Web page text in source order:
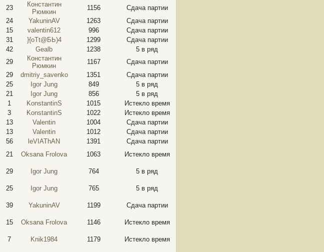
23
Константин
Рюмкин
1156
Сдача партии
24 YakuninAV 1263
Сдача партии
15 valentin612 996
Сдача партии
31 }{oTt@БЬ)4 1299
Сдача партии
42 Gealb 1238
5 в ряд
29
Константин
Рюмкин
1167
Сдача партии
29 dmitriy_savenko 1351
Сдача партии
25 Igor Jung 849
5 в ряд
21 Igor Jung 856
5 в ряд
1 KonstantinS 1015
Истекло время
3 KonstantinS 1022
Истекло время
13 Valentin 1004
Сдача партии
13 Valentin 1012
Сдача партии
56 leVIAThAN 1391
Сдача партии
21 Oksana Frolova 1063 Истекло время
29 Igor Jung 764 5 в ряд
25 Igor Jung 765 5 в ряд
39 YakuninAV 1199 Сдача партии
15 Oksana Frolova 1146 Истекло время
7 Knik1984 1179 Истекло время